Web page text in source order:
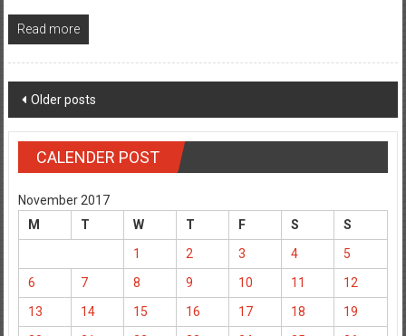
Read more
Posts
navigation
Older posts
CALENDER POST
November 2017
M
T W T F S
S
1
2 3 4
5
6
7 8 9 10 11
12
13
14 15 16 17 18
19